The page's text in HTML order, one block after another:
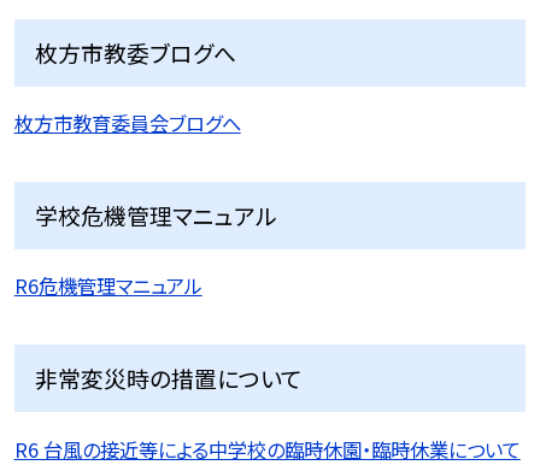
枚方市教委ブログへ
枚方市教育委員会ブログへ
学校危機管理マニュアル
R6危機管理マニュアル
非常変災時の措置について
R6 台風の接近等による中学校の臨時休園・臨時休業について